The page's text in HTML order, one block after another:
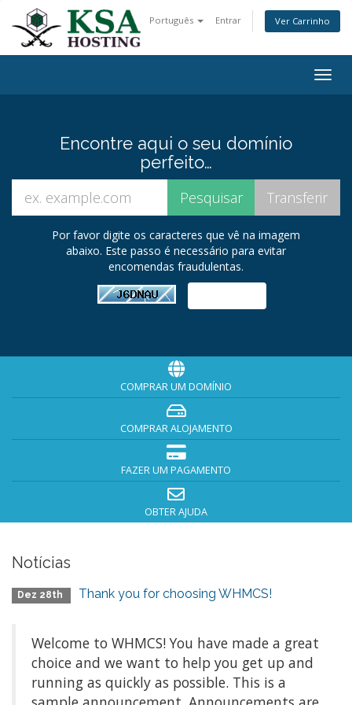
Português Entrar Ver Carrinho
Encontre aqui o seu domínio
perfeito…
Por favor digite os caracteres que vê na imagem
abaixo. Este passo é necessário para evitar
encomendas fraudulentas.
COMPRAR UM DOMÍNIO
COMPRAR ALOJAMENTO
FAZER UM PAGAMENTO
OBTER AJUDA
Notícias
Dez 28th Thank you for choosing WHMCS!
Welcome to WHMCS! You have made a great
choice and we want to help you get up and
running as quickly as possible. This is a